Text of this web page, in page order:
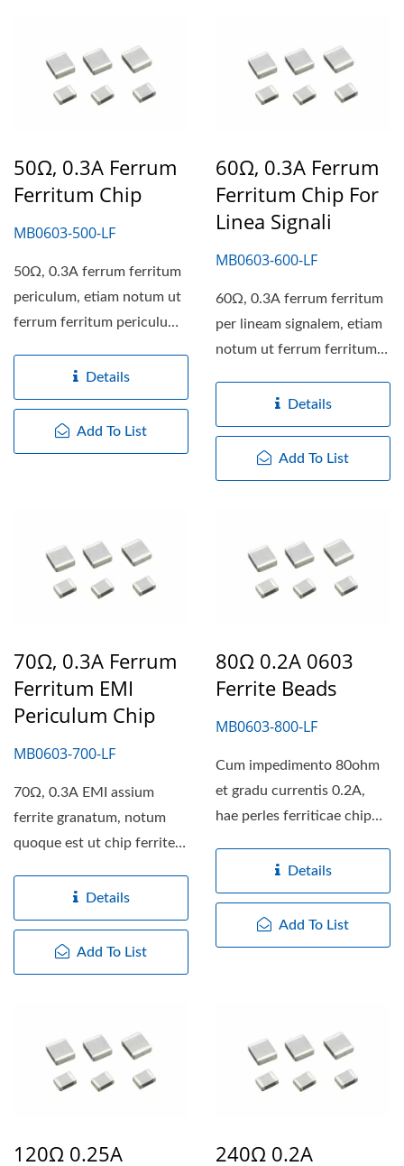
50Ω, 0.3A Ferrum
Ferritum Chip
MB0603-500-LF
50Ω, 0.3A ferrum ferritum
periculum, etiam notum ut
ferrum ferritum periculum,
Details
Add To List
60Ω, 0.3A Ferrum
Ferritum Chip For
Linea Signali
MB0603-600-LF
60Ω, 0.3A ferrum ferritum
per lineam signalem, etiam
notum ut ferrum ferritum
Details
Add To List
70Ω, 0.3A Ferrum
Ferritum EMI
Periculum Chip
MB0603-700-LF
70Ω, 0.3A EMI assium
ferrite granatum, notum
quoque est ut chip ferrite
Details
Add To List
80Ω 0.2A 0603
Ferrite Beads
MB0603-800-LF
Cum impedimento 80ohm
et gradu currentis 0.2A,
hae perles ferriticae chip
Details
Add To List
120Ω 0.25A 240Ω 0.2A